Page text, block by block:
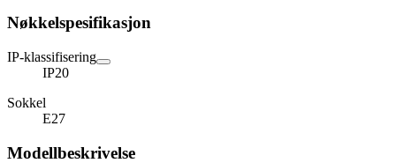
Nøkkelspesifikasjon
IP-klassifisering
IP20
Sokkel
E27
Modellbeskrivelse